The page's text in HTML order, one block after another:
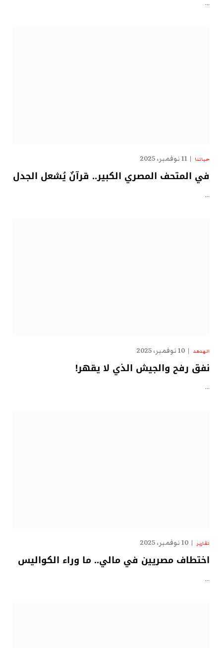
…
حياتنا 11 نوفمبر، 2025
في المتحف المصري الكبير.. قرآنٌ يُشعل الجدل
…
الهدهد 10 نوفمبر، 2025
نفق رفح والجيش الذي لا يقهر!
…
تقارير 10 نوفمبر، 2025
اختطاف مصريين في مالي.. ما وراء الكواليس
…